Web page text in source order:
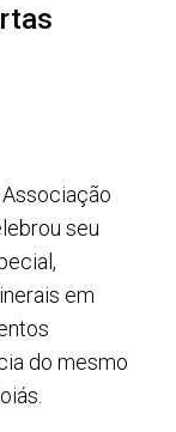
seu
em
do mesmo